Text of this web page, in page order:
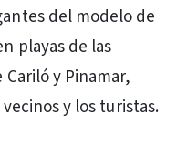
del modelo de
playas de las
y Pinamar,
y los turistas.